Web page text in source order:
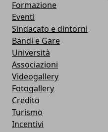
Formazione
Eventi
Sindacato e dintorni
Bandi e Gare
Università
Associazioni
Videogallery
Fotogallery
Credito
Turismo
Incentivi